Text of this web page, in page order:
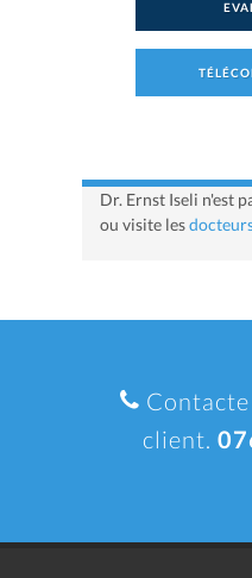
Dr. Ernst Iseli n'est
ou visite les
client.